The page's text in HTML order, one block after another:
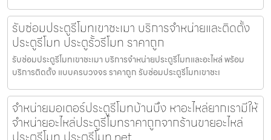
รับซ่อมประตูรีโมทเขาชะเมา บริการจำหน่ายและติดตั้ง
ประตูรีโมท ประตูรั้วรีโมท ราคาถูก
รับซ่อมประตูรีโมทเขาชะเมา บริการจำหน่ายประตูรีโมทและอะไหล่ พร้อม
บริการติดตั้ง แบบครบวงจร ราคาถูก รับซ่อมประตูรีโมทเขาชะเ
จำหน่ายมอเตอร์ประตูรีโมทบ้านบึง หาอะไหล่ยากเรามีให้
จำหน่ายอะไหล่ประตูรีโมทราคาถูกจากร้านขายอะไหล่